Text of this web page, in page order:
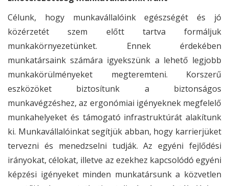
Célunk, hogy munkavállalóink egészségét és jó
közérzetét szem előtt tartva formáljuk
munkakörnyezetünket. Ennek érdekében
munkatársaink számára igyekszünk a lehető legjobb
munkakörülményeket megteremteni. Korszerű
eszközöket biztosítunk a biztonságos
munkavégzéshez, az ergonómiai igényeknek megfelelő
munkahelyeket és támogató infrastruktúrát alakítunk
ki. Munkavállalóinkat segítjük abban, hogy karrierjüket
tervezni és menedzselni tudják. Az egyéni fejlődési
irányokat, célokat, illetve az ezekhez kapcsolódó egyéni
képzési igényeket minden munkatársunk a közvetlen